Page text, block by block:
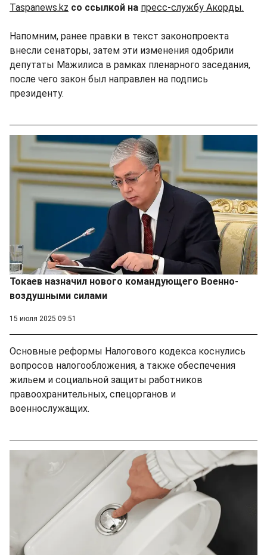
Taspanews.kz со ссылкой на пресс-службу Акорды.
Напомним, ранее правки в текст законопроекта
внесли сенаторы, затем эти изменения одобрили
депутаты Мажилиса в рамках пленарного заседания,
после чего закон был направлен на подпись
президенту.
Токаев назначил нового командующего Военно-
воздушными силами
15 июля 2025 09:51
Основные реформы Налогового кодекса коснулись
вопросов налогообложения, а также обеспечения
жильем и социальной защиты работников
правоохранительных, спецорганов и
военнослужащих.